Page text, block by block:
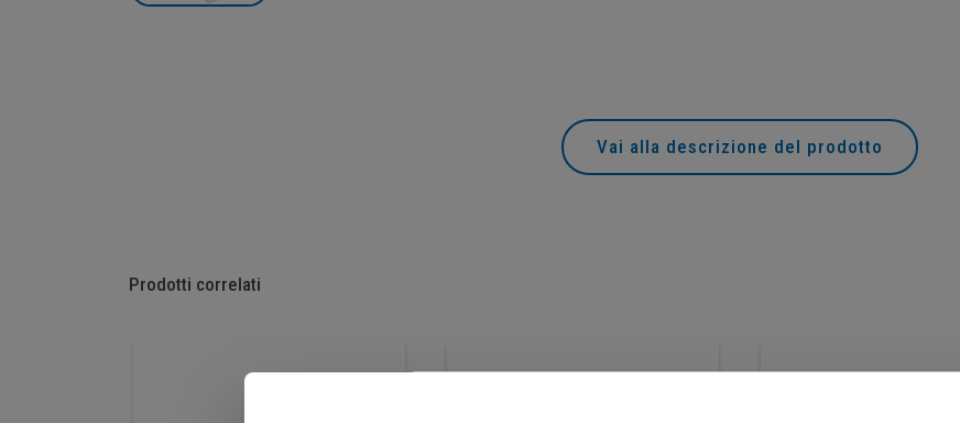
Vai alla descrizione del prodotto
Prodotti correlati